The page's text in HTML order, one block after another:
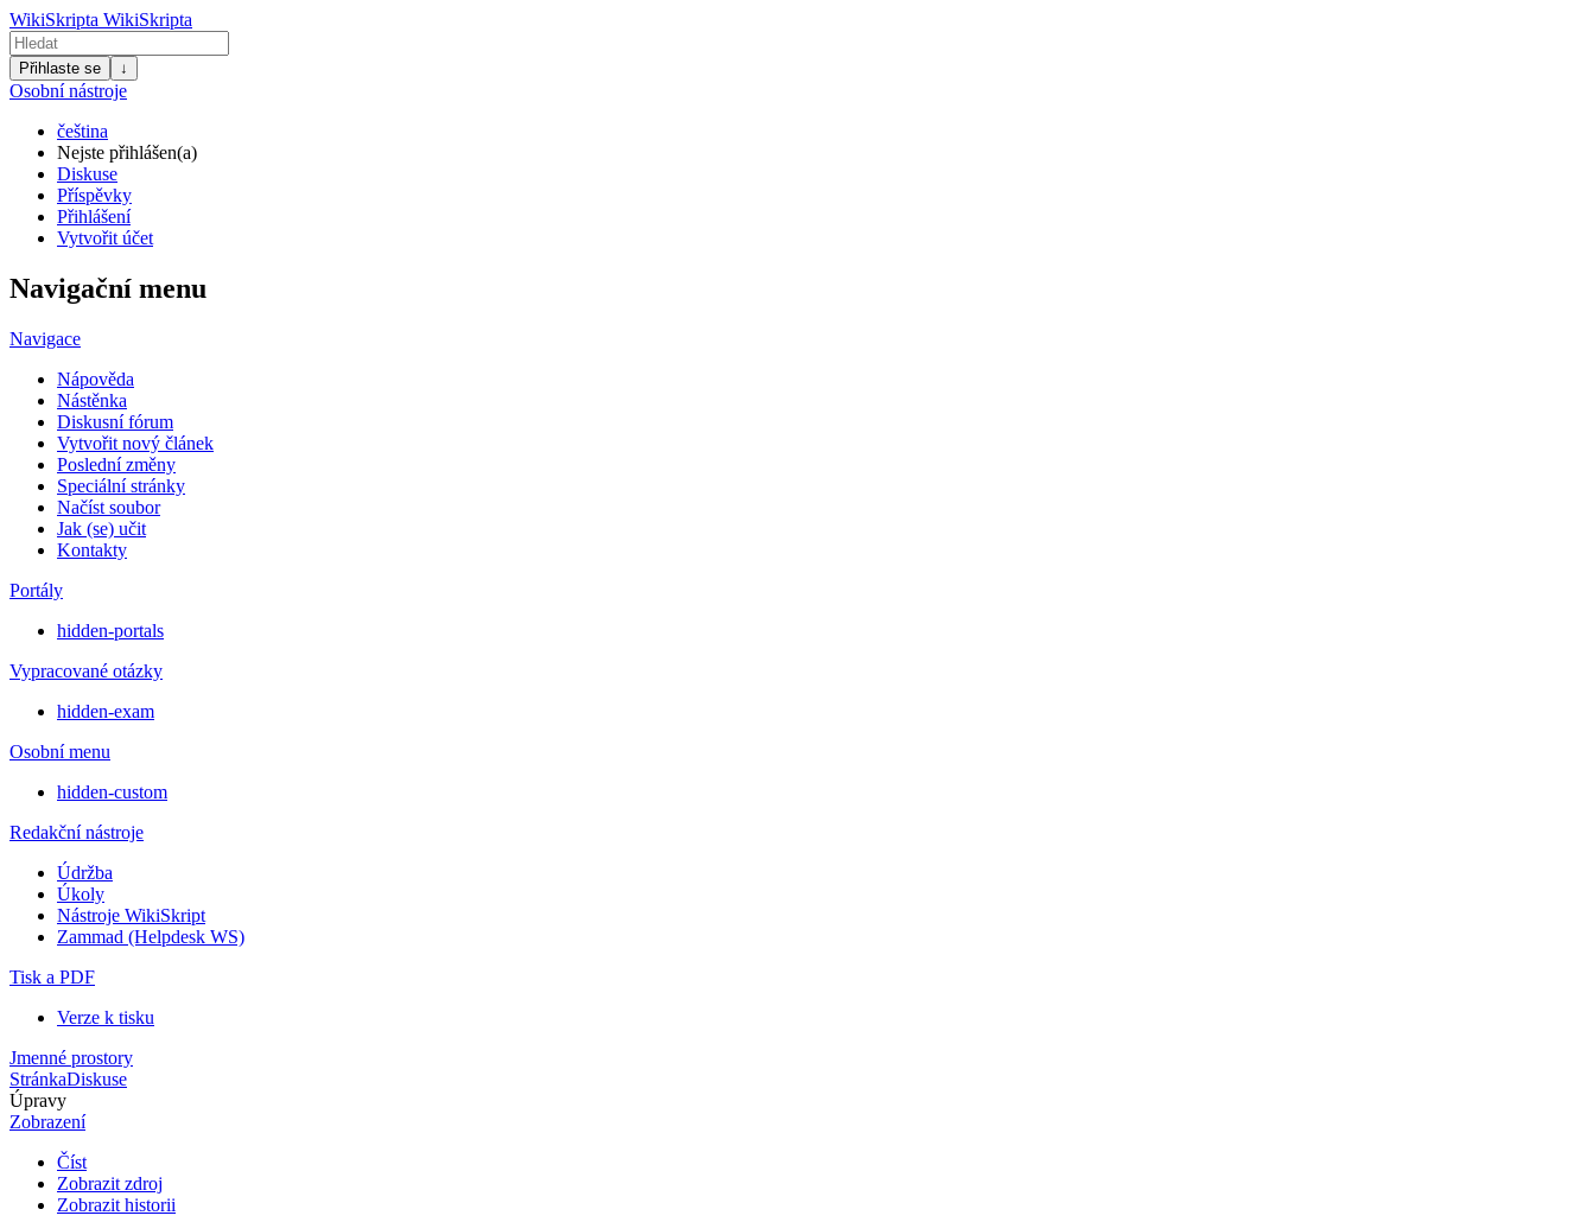
WikiSkripta WikiSkripta
Přihlaste se ↓
Osobní nástroje
čeština
Nejste přihlášen(a)
Diskuse
Příspěvky
Přihlášení
Vytvořit účet
Navigační menu
Navigace
Nápověda
Nástěnka
Diskusní fórum
Vytvořit nový článek
Poslední změny
Speciální stránky
Načíst soubor
Jak (se) učit
Kontakty
Portály
hidden-portals
Vypracované otázky
hidden-exam
Osobní menu
hidden-custom
Redakční nástroje
Údržba
Úkoly
Nástroje WikiSkript
Zammad (Helpdesk WS)
Tisk a PDF
Verze k tisku
Jmenné prostory
StránkaDiskuse
Úpravy
Zobrazení
Číst
Zobrazit zdroj
Zobrazit historii